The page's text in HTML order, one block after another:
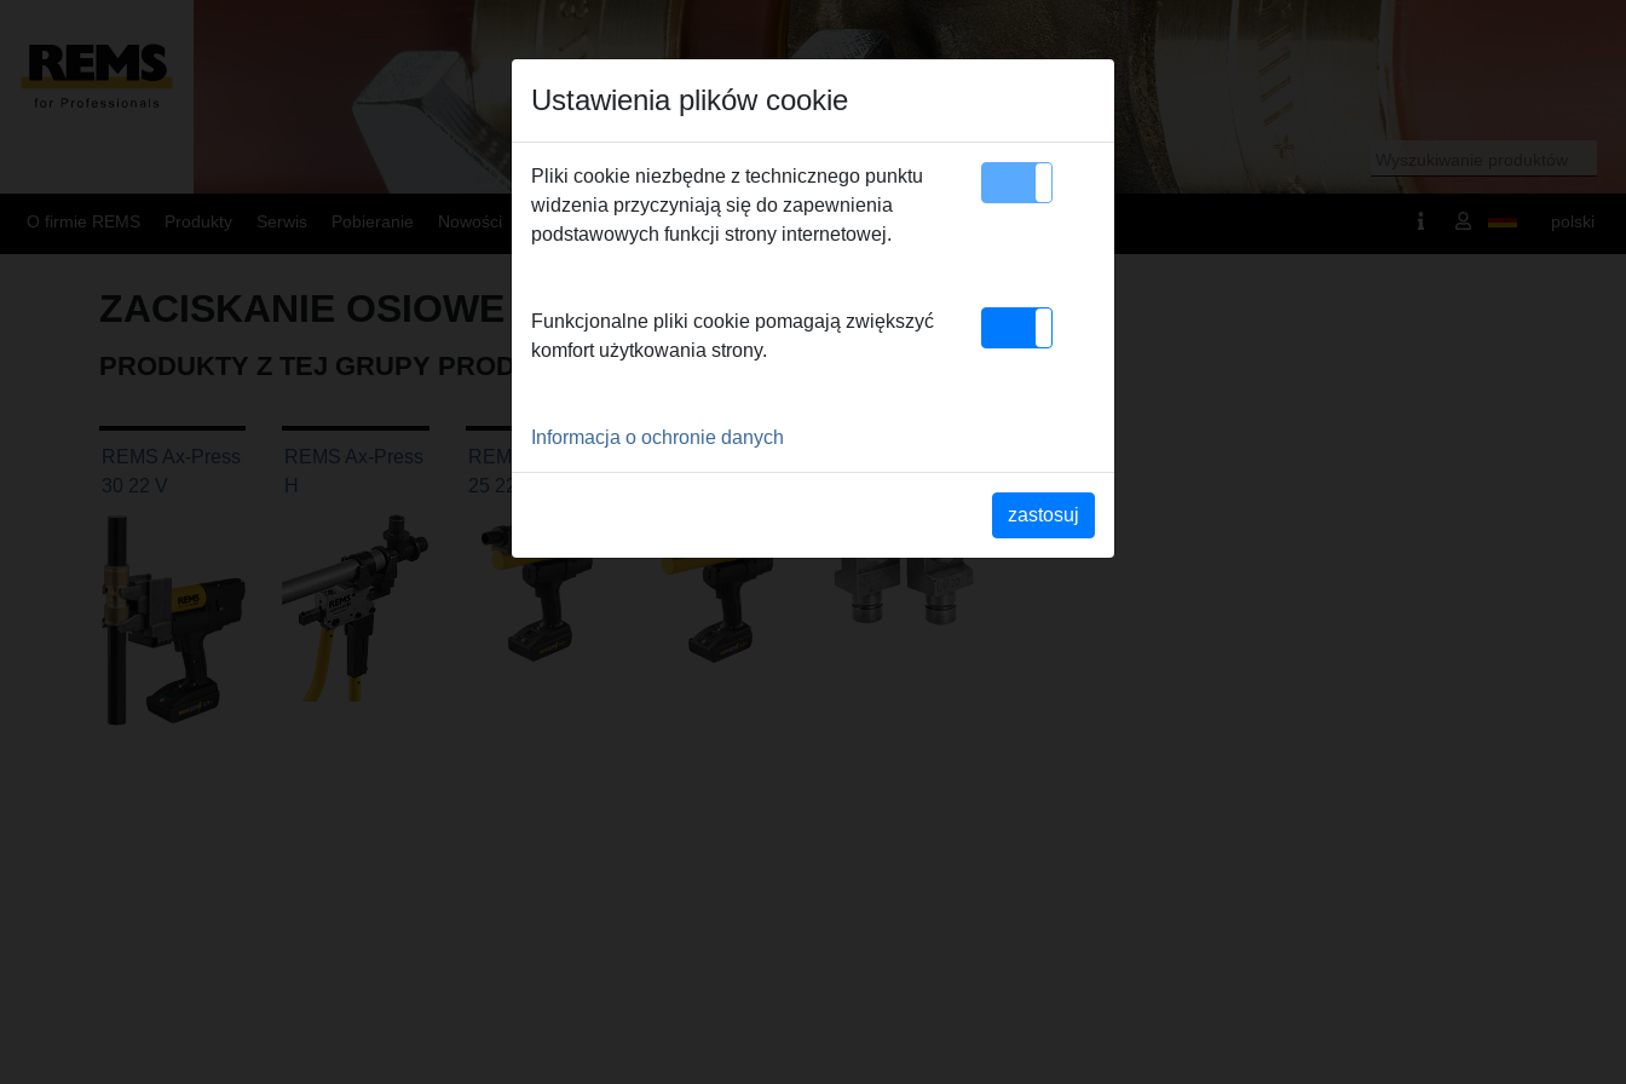
O firmie REMS Produkty Serwis Pobieranie Nowości Mapa serwisu Kontakty polski
ZACISKANIE OSIOWE
PRODUKTY Z TEJ GRUPY PRODUKTÓW
REMS Ax-Press
30 22 V
REMS Ax-Press
H
REMS Ax-Press
25 22V ACC
Ustawienia plików cookie
Pliki cookie niezbędne z technicznego punktu
widzenia przyczyniają się do zapewnienia
podstawowych funkcji strony internetowej.
Funkcjonalne pliki cookie pomagają zwiększyć
komfort użytkowania strony.
Informacja o ochronie danych
zastosuj